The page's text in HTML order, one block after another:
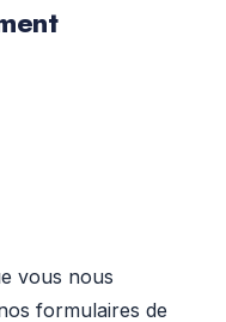
vous nous
formulaires de